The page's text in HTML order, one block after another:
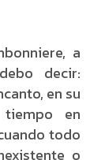
a
decir:
en su
en
todo
o